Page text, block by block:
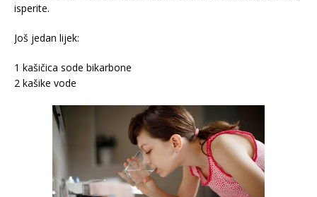
isperite.
Još jedan lijek:
1 kašičica sode bikarbone
2 kašike vode